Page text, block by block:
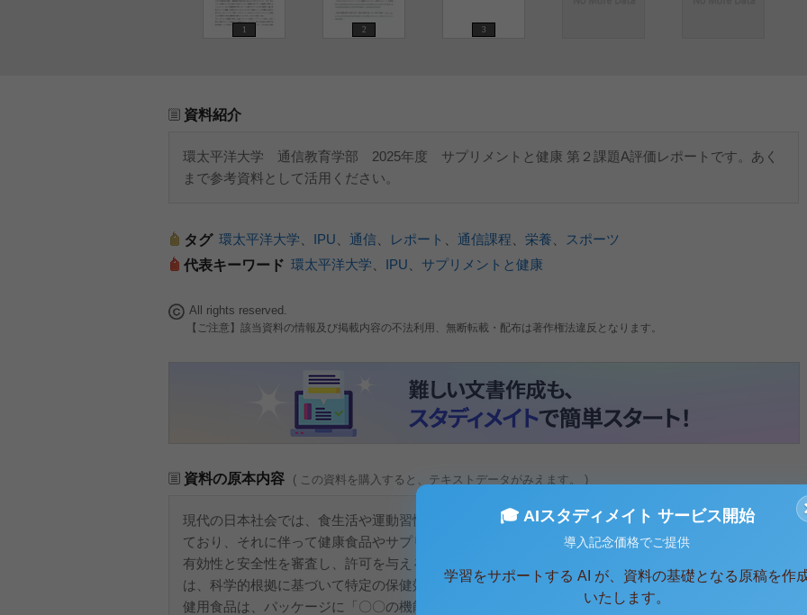
1 2 3
資料紹介
環太平洋大学 通信教育学部 2025年度 サプリメントと健康 第２課題A評価レポートです。あく
まで参考資料として活用ください。
タグ 環太平洋大学 IPU 通信 レポート 通信課程 栄養
スポーツ
代表キーワード 環太平洋大学 IPU サプリメントと健康
All rights reserved.
【ご注意】該当資料の情報及び掲載内容の不法利用、無断転載・配布は著作権法違反となります。
資料の原本内容 ( この資料を購入すると、テキストデータがみえます。 )
現代の日本社会では、食生活や運動習慣の乱れから、生活習慣病や肥満などの健康問題が深刻化し
ており、それに伴って健康食品やサプリメントへの関心が高まっている。その中でも、国が個別に
有効性と安全性を審査し、許可を与える「保健機能食品」に分類される特定保健用食品（トクホ）
は、科学的根拠に基づいて特定の保健効果を示すことができる食品として注目されている。特定保
健用食品は、パッケージに「〇〇の機能があります」といった保健の目的を記載できる唯一の食品
🎓 AIスタディメイト サービス開始
導入記念価格でご提供
学習をサポートする AI が、資料の基礎となる原稿を作
いたします。